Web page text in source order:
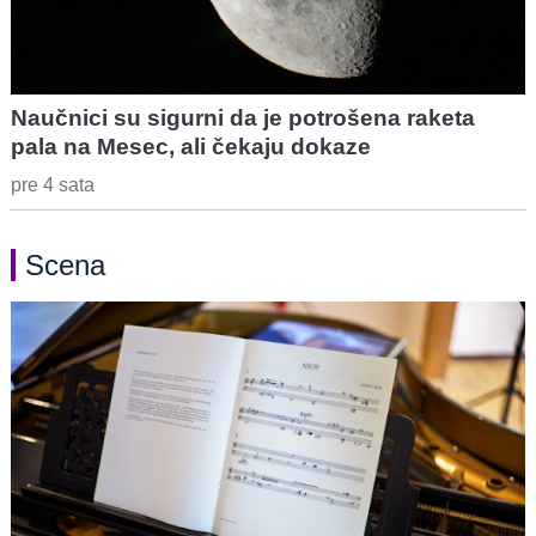
Naučnici su sigurni da je potrošena raketa
pala na Mesec, ali čekaju dokaze
pre 4 sata
Scena